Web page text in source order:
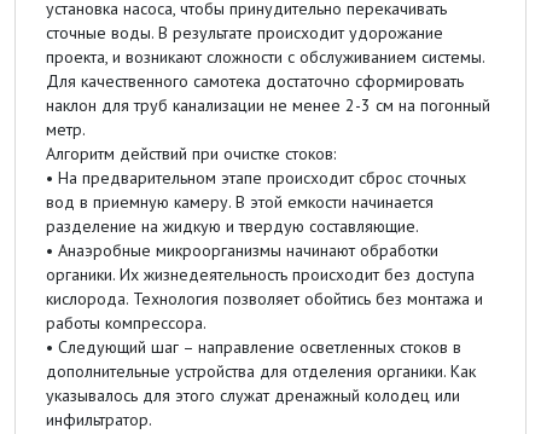
установка насоса, чтобы принудительно перекачивать
сточные воды. В результате происходит удорожание
проекта, и возникают сложности с обслуживанием системы.
Для качественного самотека достаточно сформировать
наклон для труб канализации не менее 2-3 см на погонный
метр.
Алгоритм действий при очистке стоков:
• На предварительном этапе происходит сброс сточных
вод в приемную камеру. В этой емкости начинается
разделение на жидкую и твердую составляющие.
• Анаэробные микроорганизмы начинают обработки
органики. Их жизнедеятельность происходит без доступа
кислорода. Технология позволяет обойтись без монтажа и
работы компрессора.
• Следующий шаг – направление осветленных стоков в
дополнительные устройства для отделения органики. Как
указывалось для этого служат дренажный колодец или
инфильтратор.